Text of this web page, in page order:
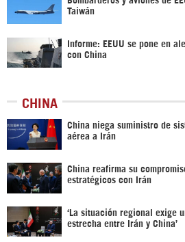
Taiwán
Informe: EEUU se pone en
con China
CHINA
China niega suministro de
aérea a Irán
China reafirma su
estratégicos con Irán
‘La situación regional exige
estrecha entre Irán y China’